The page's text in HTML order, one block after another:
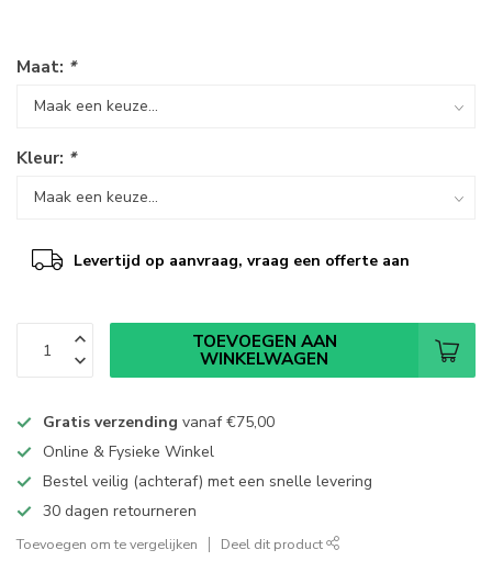
Maat: *
Kleur: *
Levertijd op aanvraag, vraag een offerte aan
TOEVOEGEN AAN
WINKELWAGEN
Gratis verzending vanaf€75,00
Online & Fysieke Winkel
Bestel veilig (achteraf) met een snelle levering
30 dagen retourneren
Toevoegen om te vergelijken Deel dit product